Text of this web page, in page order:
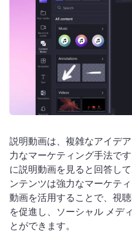
ログイン
無料で試す
説明動画は、複雑なアイデ
力なマーケティング手法です
に説明動画を見ると回答し
ンテンツは強力なマーケテ
動画を活用することで、視
を促進し、ソーシャル メデ
とができます。